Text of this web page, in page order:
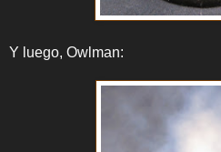
Y luego, Owlman: